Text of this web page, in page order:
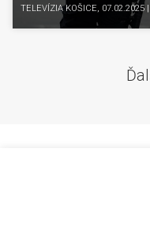
TELEVÍZIA KOŠICE, 07.02.2025